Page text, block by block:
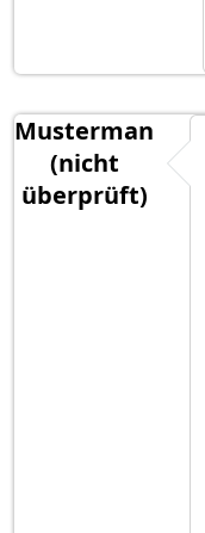
Musterman
(nicht
überprüft)